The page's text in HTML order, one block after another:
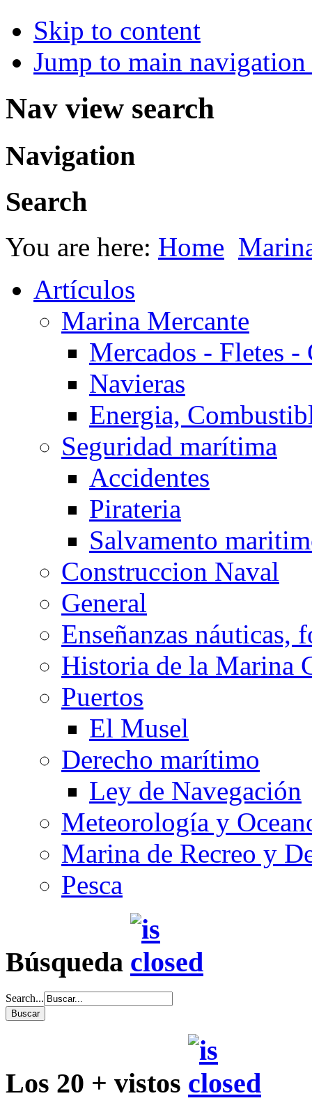
Skip to content
Jump to main
Nav view search
Navigation
Search
You are here: Home
Artículos
Marina Mercante
Mercados - Fletes -
Navieras
Energia,
Seguridad marítima
Accidentes
Pirateria
Salvamento
Construccion Naval
General
Enseñanzas náuticas,
Historia de la Marina
Puertos
El Musel
Derecho marítimo
Ley de Navegación
Meteorología y
Marina de Recreo y
Pesca
Búsqueda
Search...
Los 20 + vistos